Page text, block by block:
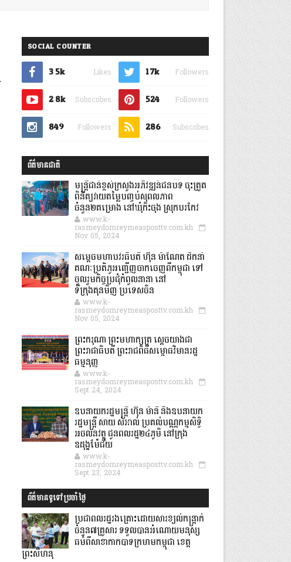
SOCIAL COUNTER
3.5k Likes 1.7k Followers
2.8k Subscribes 524 Followers
849 Followers 286 Subscribes
ព័ត៌មានជាតិ
មន្ត្រីជាន់ខ្ពស់ក្រសួងអភិវឌ្ឍន៍ជនបទ ចុះត្រួត
ពិនិត្យវាយតម្លៃបញ្ចប់សុពលភាព
ចំនួន២គម្រោង នៅឃុំកិះចុង ស្រុកបរកែវ
www.k-
rasmeydomreymeasposttv.com.kh
Nov 05, 2024
សម្តេចមហាបវរធិបតី ហ៊ុន ម៉ាណែត ដឹកនាំ
គណៈប្រតិភូអញ្ជើញចាកចេញពីកម្ពុជា ទៅ
ចូលរួមកិច្ចប្រជុំកំពូលនានា នៅ
ទីក្រុងគុនមិញ ប្រទេសចិន
www.k-
rasmeydomreymeasposttv.com.kh
Nov 05, 2024
ព្រះករុណា ព្រះមហាក្សត្រ ស្តេចយាងជា
ព្រះរាជាធិបតី ព្រះរាជពិធីសម្ពោធវិមានរដ្ឋ
ធម្មនុញ្ញ
www.k-
rasmeydomreymeasposttv.com.kh
Sept 24, 2024
ឧបនាយករដ្ឋមន្ដ្រី ហ៊ុន ម៉ានី និងឧបនាយក
រដ្ឋមន្ដ្រី សាយ សំអាល់ ប្រគល់បណ្ណកម្មសិទ្ធិ
អចលនវត្ថុ ជូនពលរដ្ឋ២៤ភូមិ នៅក្រុង
ឧដុង្គម៉ែជ័យ
www.k-
rasmeydomreymeasposttv.com.kh
Sept 23, 2024
ព័ត៌មានទូទៅប្រចាំថ្ងៃ
ប្រជាពលរដ្ឋរងគ្រោះដោយសារខ្យល់កន្ត្រាក់
ចំនួន៧គ្រួសារ ទទួលបានអំណោយមនុស្ស
ធម៌ពីសាខាកាកបាទក្រហមកម្ពុជា ខេត្ត
ព្រះសីហនុ